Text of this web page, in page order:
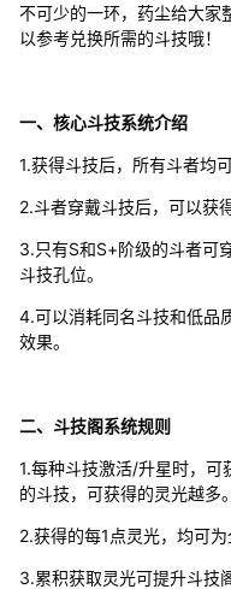
不可少的一环，药尘给大家
以参考兑换所需的斗技哦！
一、核心斗技系统介绍
1.获得斗技后，所有斗者均
2.斗者穿戴斗技后，可以获
3.只有S和S+阶级的斗者可
斗技孔位。
4.可以消耗同名斗技和低品
效果。
二、斗技阁系统规则
1.每种斗技激活/升星时，可
的斗技，可获得的灵光越多。
2.获得的每1点灵光，均可
3.累积获取灵光可提升斗技